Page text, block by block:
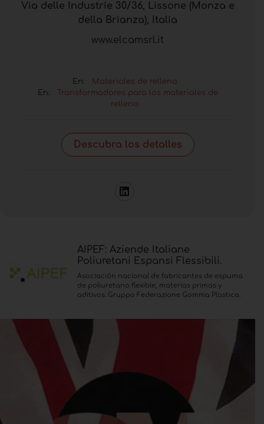
Via delle Industrie 30/36, Lissone (Monza e
della Brianza), Italia
www.elcamsrl.it
En:
Materiales de relleno
En:
Transformadores para los materiales de
relleno
Descubra los detalles
AIPEF: Aziende Italiane
Poliuretani Espansi Flessibili.
Asociación nacional de fabricantes de espuma
de poliuretano flexible, materias primas y
aditivos. Gruppo Federazione Gomma Plastica.